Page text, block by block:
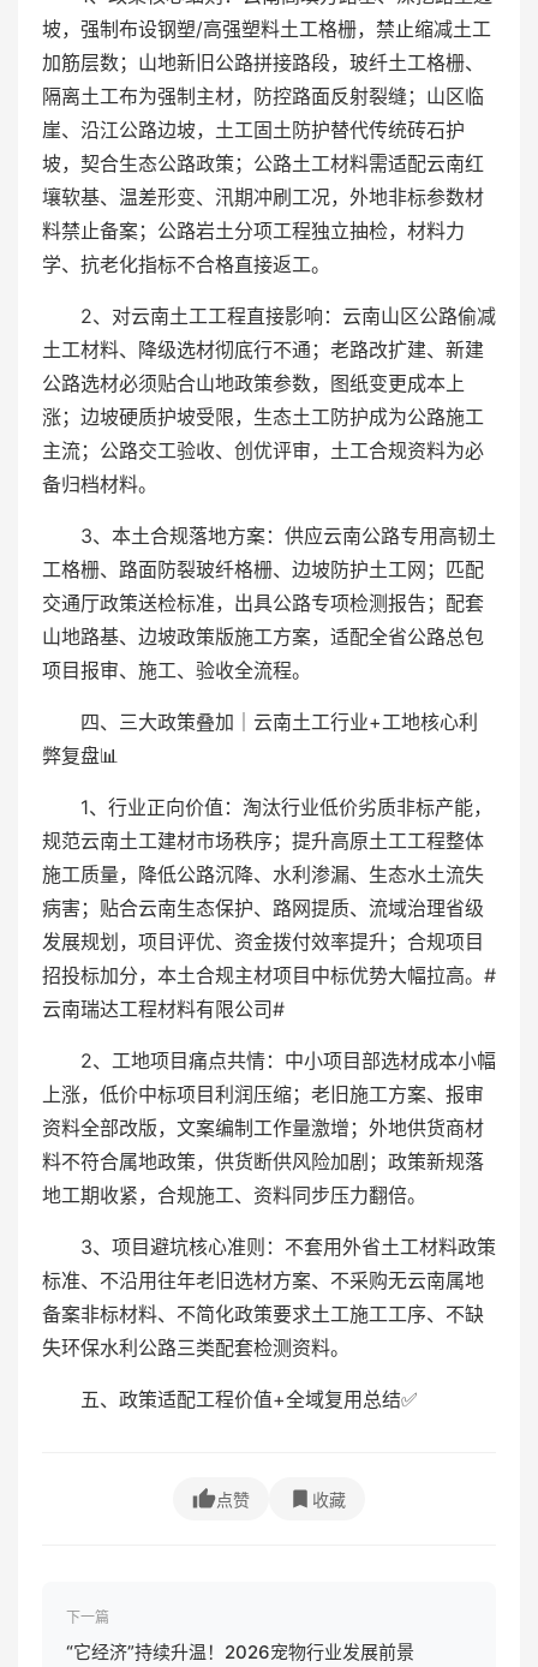
坡，强制布设钢塑/高强塑料土工格栅，禁止缩减土工
加筋层数；山地新旧公路拼接路段，玻纤土工格栅、
隔离土工布为强制主材，防控路面反射裂缝；山区临
崖、沿江公路边坡，土工固土防护替代传统砖石护
坡，契合生态公路政策；公路土工材料需适配云南红
壤软基、温差形变、汛期冲刷工况，外地非标参数材
料禁止备案；公路岩土分项工程独立抽检，材料力
学、抗老化指标不合格直接返工。
2、对云南土工工程直接影响：云南山区公路偷减
土工材料、降级选材彻底行不通；老路改扩建、新建
公路选材必须贴合山地政策参数，图纸变更成本上
涨；边坡硬质护坡受限，生态土工防护成为公路施工
主流；公路交工验收、创优评审，土工合规资料为必
备归档材料。
3、本土合规落地方案：供应云南公路专用高韧土
工格栅、路面防裂玻纤格栅、边坡防护土工网；匹配
交通厅政策送检标准，出具公路专项检测报告；配套
山地路基、边坡政策版施工方案，适配全省公路总包
项目报审、施工、验收全流程。
四、三大政策叠加｜云南土工行业+工地核心利
弊复盘📊
1、行业正向价值：淘汰行业低价劣质非标产能，
规范云南土工建材市场秩序；提升高原土工工程整体
施工质量，降低公路沉降、水利渗漏、生态水土流失
病害；贴合云南生态保护、路网提质、流域治理省级
发展规划，项目评优、资金拨付效率提升；合规项目
招投标加分，本土合规主材项目中标优势大幅拉高。#
云南瑞达工程材料有限公司#
2、工地项目痛点共情：中小项目部选材成本小幅
上涨，低价中标项目利润压缩；老旧施工方案、报审
资料全部改版，文案编制工作量激增；外地供货商材
料不符合属地政策，供货断供风险加剧；政策新规落
地工期收紧，合规施工、资料同步压力翻倍。
3、项目避坑核心准则：不套用外省土工材料政策
标准、不沿用往年老旧选材方案、不采购无云南属地
备案非标材料、不简化政策要求土工施工工序、不缺
失环保水利公路三类配套检测资料。
五、政策适配工程价值+全域复用总结✅
点赞 收藏
下一篇
“它经济”持续升温！2026宠物行业发展前景